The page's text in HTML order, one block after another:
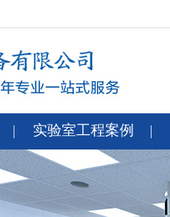
实验室工程案例